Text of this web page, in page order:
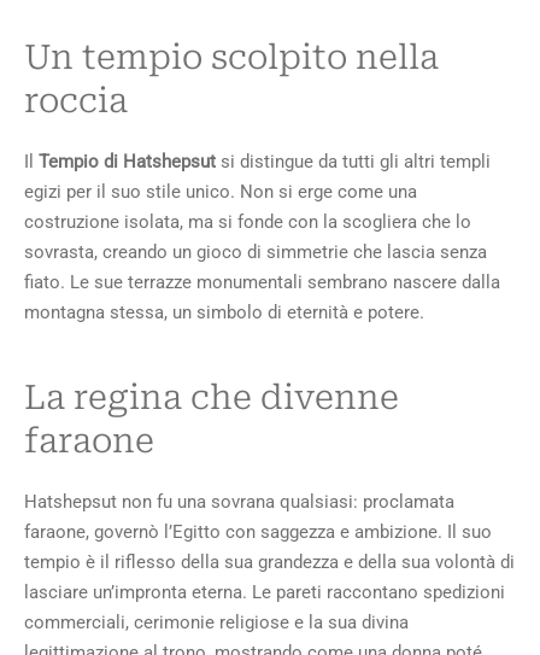
Un tempio scolpito nella
roccia
Il Tempio di Hatshepsut si distingue da tutti gli altri templi
egizi per il suo stile unico. Non si erge come una
costruzione isolata, ma si fonde con la scogliera che lo
sovrasta, creando un gioco di simmetrie che lascia senza
fiato. Le sue terrazze monumentali sembrano nascere dalla
montagna stessa, un simbolo di eternità e potere.
La regina che divenne
faraone
Hatshepsut non fu una sovrana qualsiasi: proclamata
faraone, governò l’Egitto con saggezza e ambizione. Il suo
tempio è il riflesso della sua grandezza e della sua volontà di
lasciare un’impronta eterna. Le pareti raccontano spedizioni
commerciali, cerimonie religiose e la sua divina